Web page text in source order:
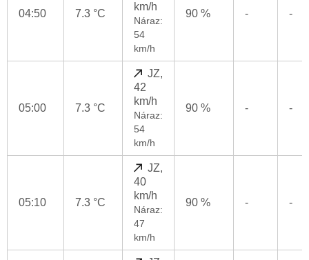
04:50 7.3 °C
km/h
Náraz:
54
km/h
90 % - -
05:00 7.3 °C
JZ,
42
km/h
Náraz:
54
km/h
90 % - -
05:10 7.3 °C
JZ,
40
km/h
Náraz:
47
km/h
90 % - -